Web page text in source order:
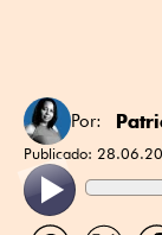
Por:
Publicado:
CompartirCompartir